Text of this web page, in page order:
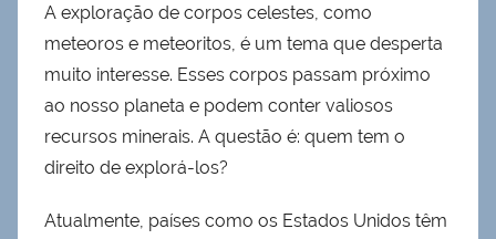
A exploração de corpos celestes, como
meteoros e meteoritos, é um tema que desperta
muito interesse. Esses corpos passam próximo
ao nosso planeta e podem conter valiosos
recursos minerais. A questão é: quem tem o
direito de explorá-los?
Atualmente, países como os Estados Unidos têm